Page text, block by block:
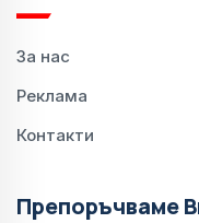
За нас
Реклама
Контакти
Препоръчваме